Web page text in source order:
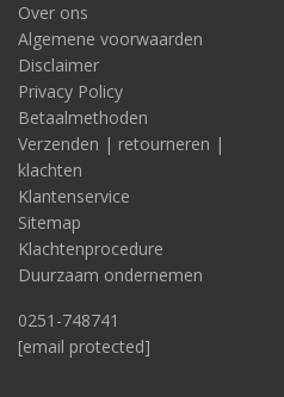
Over ons
Algemene voorwaarden
Disclaimer
Privacy Policy
Betaalmethoden
Verzenden | retourneren |
klachten
Klantenservice
Sitemap
Klachtenprocedure
Duurzaam ondernemen
0251-748741
[email protected]